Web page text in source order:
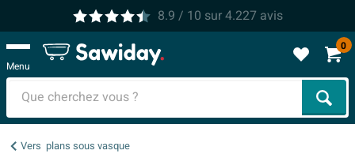
8.9 / 10 sur4.227 avis
Menu
0
Vers plans sous vasque